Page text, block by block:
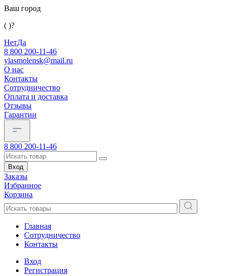
Ваш город
( )?
НетДа
8 800 200-11-46
ylasmolensk@mail.ru
О нас
Контакты
Сотрудничество
Оплата и доставка
Отзывы
Гарантии
8 800 200-11-46
Вход
Заказы
Избранное
Корзина
Главная
Сотрудничество
Контакты
Вход
Регистрация